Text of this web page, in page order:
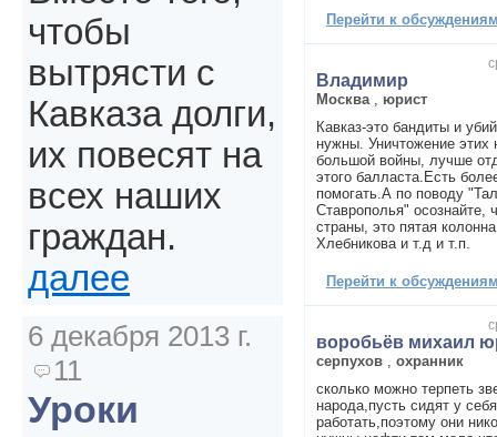
Перейти к
Владимир
Москва
юрист
Кавказ-это бандиты и
нужны. Уничтожение этих
большой войны, лучше
этого балласта.Есть
помогать.А по поводу
Ставрополья" осознайте,
страны, это пятая
Хлебникова и т.д и т.п.
Перейти к
воробьёв михаил
серпухов
охранник
сколько можно терпеть
народа,пусть сидят у
работать,поэтому они
чтобы
вытрясти с
Кавказа долги,
их повесят на
всех наших
граждан.
далее
6 декабря 2013 г.
11
Уроки